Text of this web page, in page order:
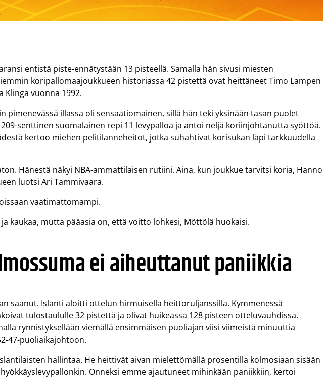
entistä piste-ennätystään 13 pisteellä. Samalla hän sivusi miesten
koripallomaajoukkueen historiassa 42 pistettä ovat heittäneet Timo Lampen
Klinga vuonna 1992.
pimenevässä illassa oli sensaatiomainen, sillä hän teki yksinään tasan puolet
senttinen suomalainen repi 11 levypalloa ja antoi neljä koriinjohtanutta syöttöä.
kertoo miehen pelitilanneheitot, jotka suhahtivat korisukan läpi tarkkuudella
Hänestä näkyi NBA-ammattilaisen rutiini. Aina, kun joukkue tarvitsi koria, Hanno
luotsi Ari Tammivaara.
vaatimattomampi.
kaukaa, mutta pääasia on, että voitto lohkesi, Möttölä huokaisi.
ei aiheuttanut paniikkia
saanut. Islanti aloitti ottelun hirmuisella heittoruljanssilla. Kymmenessä
tulostaululle 32 pistettä ja olivat huikeassa 128 pisteen otteluvauhdissa.
rynnistyksellään viemällä ensimmäisen puoliajan viisi viimeistä minuuttia
47-puoliaikajohtoon.
hallintaa. He heittivät aivan mielettömällä prosentilla kolmosiaan sisään
Onneksi emme ajautuneet mihinkään paniikkiin, kertoi